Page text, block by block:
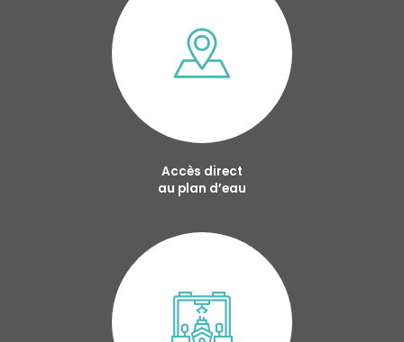
Accès direct
au plan d’eau